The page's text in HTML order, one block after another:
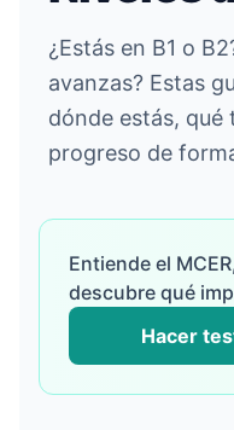
Anki Sync
استكشف القصص
¿Estás en B1 o
avanzas? Estas
dónde estás,
progreso de
Entiende el
descubre qué
Hacer